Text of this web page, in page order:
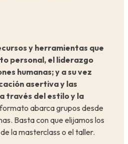
y herramientas que
personal, el liderazgo
humanas;y a su vez
asertiva y las
través del estilo y la
abarca grupos desde
Basta con que elijamos los
la masterclass o el taller.